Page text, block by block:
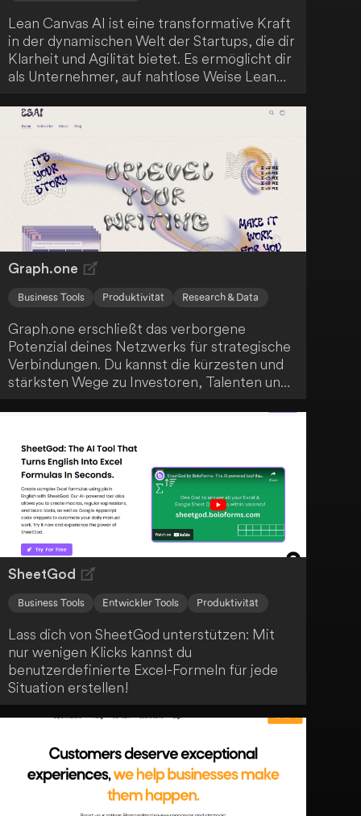
Lean Canvas AI ist eine transformative Kraft
in der dynamischen Welt der Startups, die dir
Klarheit und Agilität bietet. Es ermöglicht dir
als Unternehmer, auf nahtlose Weise Lean
und Iteration deiner Geschäftsideen
unerlässlich sind. Dieses Tool ist ein
entscheidender Faktor für die Gestaltung und
Weiterentwicklung deiner
Geschäftskonzepte.
Graph.one
Business Tools Produktivität Research & Data
Graph.one erschließt das verborgene
Potenzial deines Netzwerks für strategische
Verbindungen. Du kannst die kürzesten und
stärksten Wege zu Investoren, Talenten und
Kontakte visualisieren. Mit Graph.one trittst
durch datengestützte Erkenntnisse.
SheetGod
Business Tools Entwickler Tools Produktivität
Lass dich von SheetGod unterstützen: Mit
nur wenigen Klicks kannst du
benutzerdefinierte Excel-Formeln für jede
Situation erstellen!